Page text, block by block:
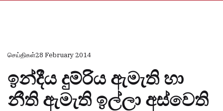
செய்திகள்28 February 2014
ඉන්දීය දුම්රිය ඇමැති හා
නීති ඇමැති ඉල්ලා අස්‌වෙති